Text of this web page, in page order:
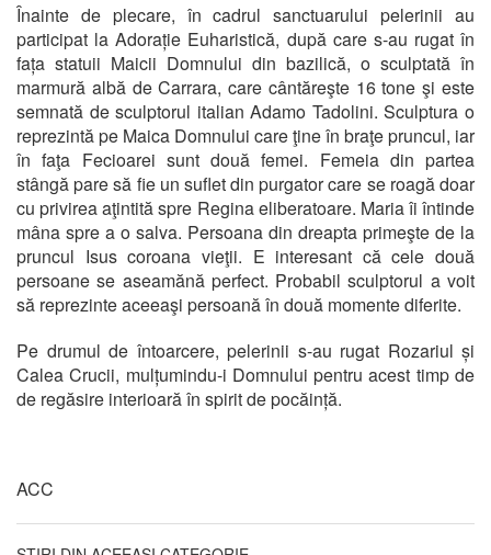
Înainte de plecare, în cadrul sanctuarului pelerinii au
participat la Adorație Euharistică, după care s-au rugat în
fața statuii Maicii Domnului din bazilică, o sculptată în
marmură albă de Carrara, care cântăreşte 16 tone şi este
semnată de sculptorul italian Adamo Tadolini. Sculptura o
reprezintă pe Maica Domnului care ţine în braţe pruncul, iar
în faţa Fecioarei sunt două femei. Femeia din partea
stângă pare să fie un suflet din purgator care se roagă doar
cu privirea aţintită spre Regina eliberatoare. Maria îi întinde
mâna spre a o salva. Persoana din dreapta primeşte de la
pruncul Isus coroana vieţii. E interesant că cele două
persoane se aseamănă perfect. Probabil sculptorul a voit
să reprezinte aceeaşi persoană în două momente diferite.
Pe drumul de întoarcere, pelerinii s-au rugat Rozariul și
Calea Crucii, mulțumindu-i Domnului pentru acest timp de
de regăsire interioară în spirit de pocăință.
ACC